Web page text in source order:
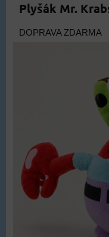
Plyšák Mr.
DOPRAVA ZDARMA